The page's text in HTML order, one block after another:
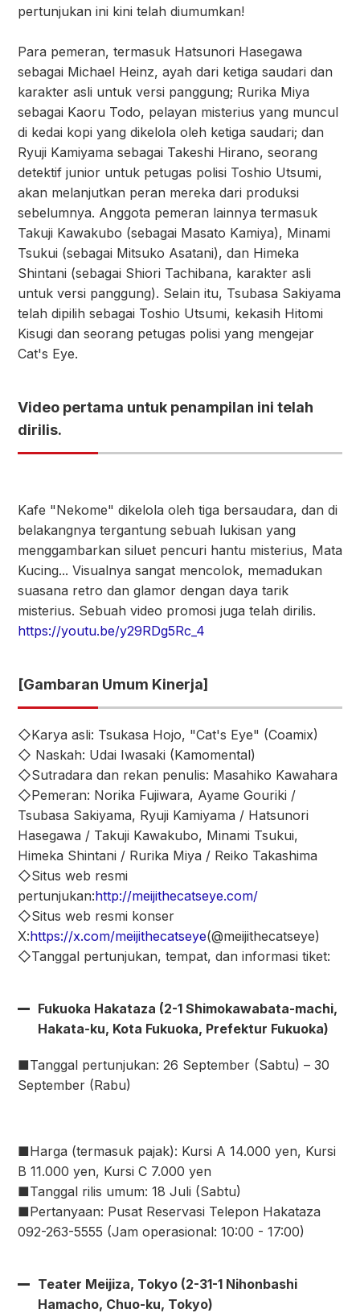
pertunjukan ini kini telah diumumkan!
Para pemeran, termasuk Hatsunori Hasegawa
sebagai Michael Heinz, ayah dari ketiga saudari dan
karakter asli untuk versi panggung; Rurika Miya
sebagai Kaoru Todo, pelayan misterius yang muncul
di kedai kopi yang dikelola oleh ketiga saudari; dan
Ryuji Kamiyama sebagai Takeshi Hirano, seorang
detektif junior untuk petugas polisi Toshio Utsumi,
akan melanjutkan peran mereka dari produksi
sebelumnya. Anggota pemeran lainnya termasuk
Takuji Kawakubo (sebagai Masato Kamiya), Minami
Tsukui (sebagai Mitsuko Asatani), dan Himeka
Shintani (sebagai Shiori Tachibana, karakter asli
untuk versi panggung). Selain itu, Tsubasa Sakiyama
telah dipilih sebagai Toshio Utsumi, kekasih Hitomi
Kisugi dan seorang petugas polisi yang mengejar
Cat's Eye.
Video pertama untuk penampilan ini telah
dirilis.
Kafe "Nekome" dikelola oleh tiga bersaudara, dan di
belakangnya tergantung sebuah lukisan yang
menggambarkan siluet pencuri hantu misterius, Mata
Kucing... Visualnya sangat mencolok, memadukan
suasana retro dan glamor dengan daya tarik
misterius. Sebuah video promosi juga telah dirilis.
https://youtu.be/y29RDg5Rc_4
[Gambaran Umum Kinerja]
◇Karya asli: Tsukasa Hojo, "Cat's Eye" (Coamix)
◇ Naskah: Udai Iwasaki (Kamomental)
◇Sutradara dan rekan penulis: Masahiko Kawahara
◇Pemeran: Norika Fujiwara, Ayame Gouriki /
Tsubasa Sakiyama, Ryuji Kamiyama / Hatsunori
Hasegawa / Takuji Kawakubo, Minami Tsukui,
Himeka Shintani / Rurika Miya / Reiko Takashima
◇Situs web resmi
pertunjukan:http://meijithecatseye.com/
◇Situs web resmi konser
X:https://x.com/meijithecatseye(@meijithecatseye)
◇Tanggal pertunjukan, tempat, dan informasi tiket:
Fukuoka Hakataza (2-1 Shimokawabata-machi,
Hakata-ku, Kota Fukuoka, Prefektur Fukuoka)
■Tanggal pertunjukan: 26 September (Sabtu) – 30
September (Rabu)
■Harga (termasuk pajak): Kursi A 14.000 yen, Kursi
B 11.000 yen, Kursi C 7.000 yen
■Tanggal rilis umum: 18 Juli (Sabtu)
■Pertanyaan: Pusat Reservasi Telepon Hakataza
092-263-5555 (Jam operasional: 10:00 - 17:00)
Teater Meijiza, Tokyo (2-31-1 Nihonbashi
Hamacho, Chuo-ku, Tokyo)